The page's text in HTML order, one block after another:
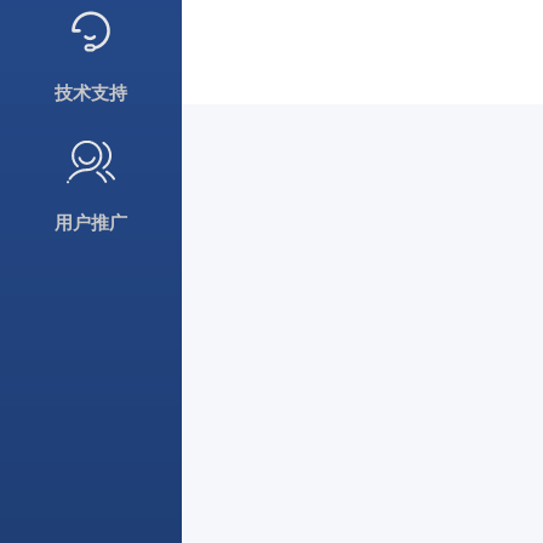
技术支持
用户推广